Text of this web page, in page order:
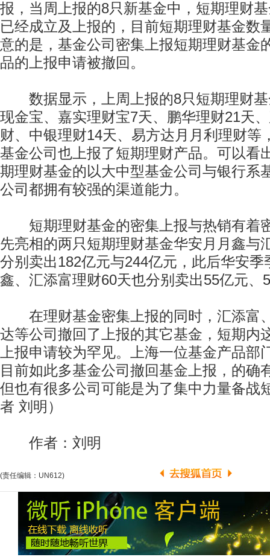
报，当周上报的8只新基金中，短期理财
已经成立及上报的，目前短期理财基金数
意的是，基金公司密集上报短期理财基金
品的上报申请被撤回。
数据显示，上周上报的8只短期理财基
现金宝、嘉实理财宝7天、鹏华理财21天
财、中银理财14天、易方达月月利理财等
基金公司也上报了短期理财产品。可以看
期理财基金的以大中型基金公司与银行系
公司都拥有较强的渠道能力。
短期理财基金的密集上报与热销有着
先亮相的两只短期理财基金华安月月鑫与
分别卖出182亿元与244亿元，此后华安季
鑫、汇添富理财60天也分别卖出55亿元、
在理财基金密集上报的同时，汇添富
达等公司撤回了上报的其它基金，短期内
上报申请较为罕见。上海一位基金产品部
目前如此多基金公司撤回基金上报，的确
但也有很多公司可能是为了集中力量备战
者 刘明）
作者：刘明
(责任编辑：UN612)